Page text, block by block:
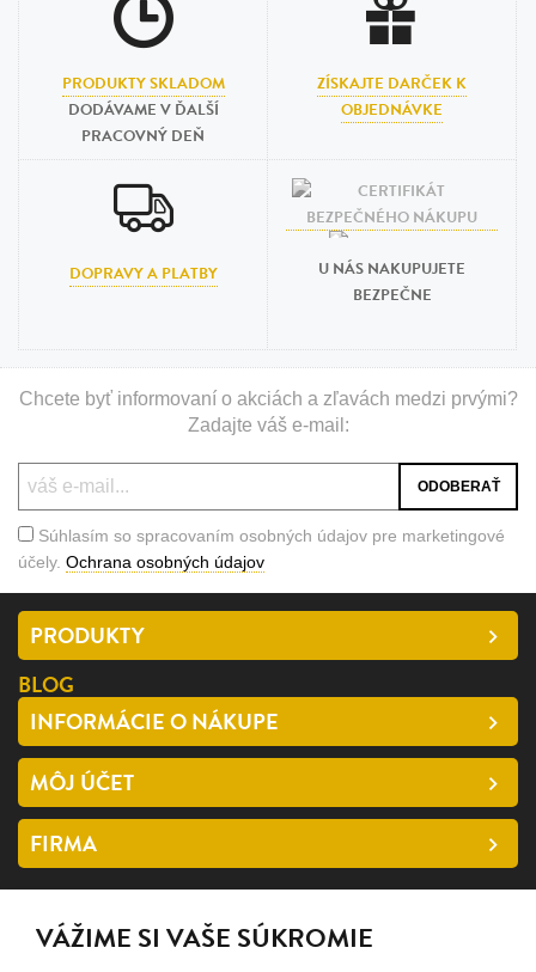
PRODUKTY SKLADOM
DODÁVAME V ĎALŠÍ
PRACOVNÝ DEŇ
ZÍSKAJTE DARČEK K
OBJEDNÁVKE
DOPRAVY A PLATBY
U NÁS NAKUPUJETE
BEZPEČNE
Chcete byť informovaní o akciách a zľavách medzi prvými?
Zadajte váš e-mail:
Súhlasím so spracovaním osobných údajov pre marketingové
účely. Ochrana osobných údajov
PRODUKTY
BLOG
INFORMÁCIE O NÁKUPE
MÔJ ÚČET
FIRMA
SLEDUJTE NÁS
facebook
VÁŽIME SI VAŠE SÚKROMIE